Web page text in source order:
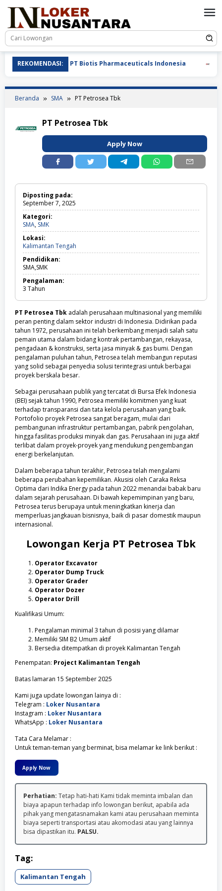
REKOMENDASI:PT Biotis Pharmaceuticals Indonesia PT
Beranda SMA PT Petrosea Tbk
PT Petrosea Tbk
Apply Now
Diposting pada:
September 7, 2025
Kategori:
SMA, SMKSMA,
SMK
Lokasi:
Kalimantan Tengah
Tengah
Pendidikan:
SMA,SMK
Pengalaman:
3 Tahun
PT Petrosea Tbk adalah perusahaan multinasional yang memiliki
peran penting dalam sektor industri di Indonesia. Didirikan pada
tahun 1972, perusahaan ini telah berkembang menjadi salah satu
pemain utama dalam bidang kontrak pertambangan, rekayasa,
pengadaan & konstruksi, serta jasa minyak & gas bumi. Dengan
pengalaman puluhan tahun, Petrosea telah membangun reputasi
yang solid sebagai penyedia solusi terintegrasi untuk berbagai
proyek berskala besar.
Sebagai perusahaan publik yang tercatat di Bursa Efek Indonesia
(BEI) sejak tahun 1990, Petrosea memiliki komitmen yang kuat
terhadap transparansi dan tata kelola perusahaan yang baik.
Portofolio proyek Petrosea sangat beragam, mulai dari
pembangunan infrastruktur pertambangan, pabrik pengolahan,
hingga fasilitas produksi minyak dan gas. Perusahaan ini juga aktif
terlibat dalam proyek-proyek yang mendukung pengembangan
energi berkelanjutan.
Dalam beberapa tahun terakhir, Petrosea telah mengalami
beberapa perubahan kepemilikan. Akusisi oleh Caraka Reksa
Optima dari Indika Energy pada tahun 2022 menandai babak baru
dalam sejarah perusahaan. Di bawah kepemimpinan yang baru,
Petrosea terus berupaya untuk meningkatkan kinerja dan
memperluas jangkauan bisnisnya, baik di pasar domestik maupun
internasional.
Lowongan Kerja PT Petrosea Tbk
Operator Excavator
Operator Dump Truck
Operator Grader
Operator Dozer
Operator Drill
Kualifikasi Umum:
Pengalaman minimal 3 tahun di posisi yang dilamar
Memiliki SIM B2 Umum aktif
Bersedia ditempatkan di proyek Kalimantan Tengah
Penempatan: Project Kalimantan Tengah
Batas lamaran 15 September 2025
Kami juga update lowongan lainya di :
Telegram : Loker Nusantara
Instagram : Loker Nusantara
WhatsApp : Loker Nusantara
Tata Cara Melamar :
Untuk teman-teman yang berminat, bisa melamar ke link berikut :
Apply Now
Perhatian: Tetap hati-hati Kami tidak meminta imbalan dan
biaya apapun terhadap info lowongan berikut, apabila ada
pihak yang mengatasnamakan kami atau perusahaan meminta
biaya seperti transportasi atau akomodasi atau yang lainnya
bisa dipastikan itu. PALSU.
Tag:
Kalimantan Tengah